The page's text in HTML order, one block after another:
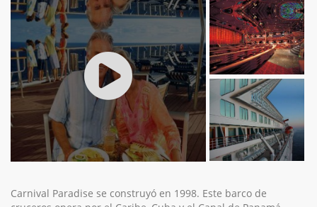
Carnival Paradise se construyó en 1998. Este barco de